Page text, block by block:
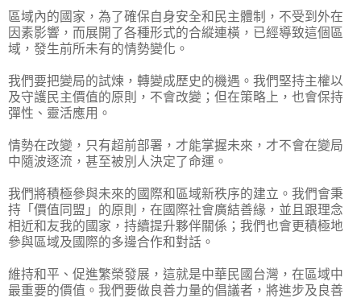
區域內的國家，為了確保自身安全和民主體制，不受到外在
因素影響，而展開了各種形式的合縱連橫，已經導致這個區
域，發生前所未有的情勢變化。
我們要把變局的試煉，轉變成歷史的機遇。我們堅持主權以
及守護民主價值的原則，不會改變；但在策略上，也會保持
彈性、靈活應用。
情勢在改變，只有超前部署，才能掌握未來，才不會在變局
中隨波逐流，甚至被別人決定了命運。
我們將積極參與未來的國際和區域新秩序的建立。我們會秉
持「價值同盟」的原則，在國際社會廣結善緣，並且跟理念
相近和友我的國家，持續提升夥伴關係；我們也會更積極地
參與區域及國際的多邊合作和對話。
維持和平、促進繁榮發展，這就是中華民國台灣，在區域中
最重要的價值。我們要做良善力量的倡議者，將進步及良善